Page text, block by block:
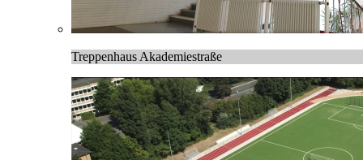
Treppenhaus Akademiestraße